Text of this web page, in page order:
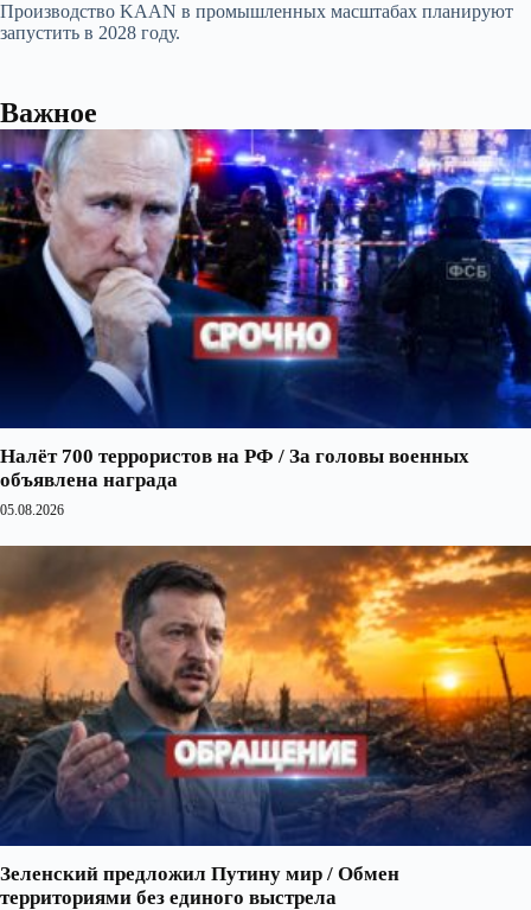
Производство KAAN в промышленных масштабах планируют
запустить в 2028 году.
Важное
Налёт 700 террористов на РФ / За головы военных
объявлена награда
05.08.2026
Зеленский предложил Путину мир / Обмен
территориями без единого выстрела